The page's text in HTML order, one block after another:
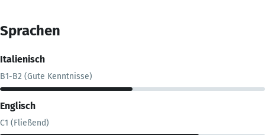
Sprachen
Italienisch
B1-B2 (Gute Kenntnisse)
Englisch
C1 (Fließend)